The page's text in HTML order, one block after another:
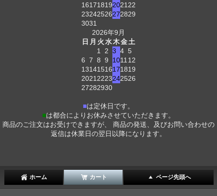
161718192021 22
23242526272829
3031
2026年9月
日 月 火水木金土
1
2 3 4 5
6 7 8 9 1011 12
13141516171819
2021 2223242526
27282930
■は定休日です。
■は都合によりお休みさせていただきます。
商品のご注文はお受けできますが、 商品の発送、及びお問い合わせの
返信は休業日の翌日以降になります。
ホーム カート ページ先頭へ